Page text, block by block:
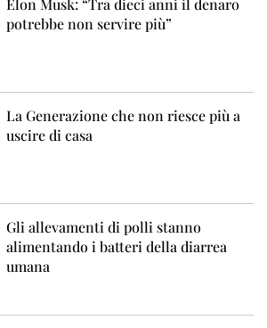
Elon Musk: “Tra dieci anni il denaro
potrebbe non servire più”
La Generazione che non riesce più a
uscire di casa
Gli allevamenti di polli stanno
alimentando i batteri della diarrea
umana